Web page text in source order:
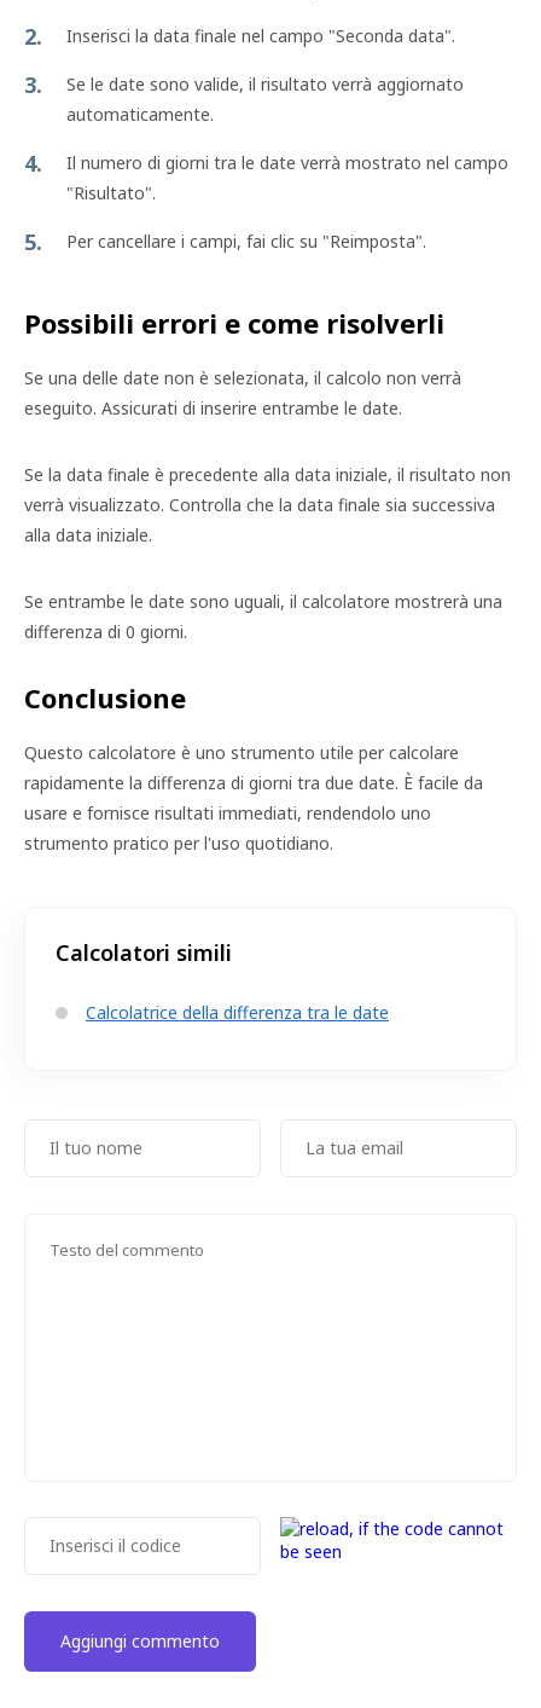
Inserisci la data finale nel campo "Seconda data".
Se le date sono valide, il risultato verrà aggiornato
automaticamente.
Il numero di giorni tra le date verrà mostrato nel campo
"Risultato".
Per cancellare i campi, fai clic su "Reimposta".
Possibili errori e come risolverli
Se una delle date non è selezionata, il calcolo non verrà
eseguito. Assicurati di inserire entrambe le date.
Se la data finale è precedente alla data iniziale, il risultato non
verrà visualizzato. Controlla che la data finale sia successiva
alla data iniziale.
Se entrambe le date sono uguali, il calcolatore mostrerà una
differenza di 0 giorni.
Conclusione
Questo calcolatore è uno strumento utile per calcolare
rapidamente la differenza di giorni tra due date. È facile da
usare e fornisce risultati immediati, rendendolo uno
strumento pratico per l'uso quotidiano.
Calcolatori simili
Calcolatrice della differenza tra le date